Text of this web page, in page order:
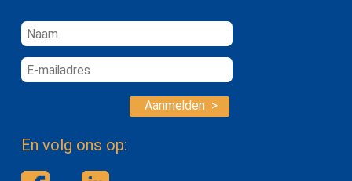
Aanmelden >
En volg ons op: